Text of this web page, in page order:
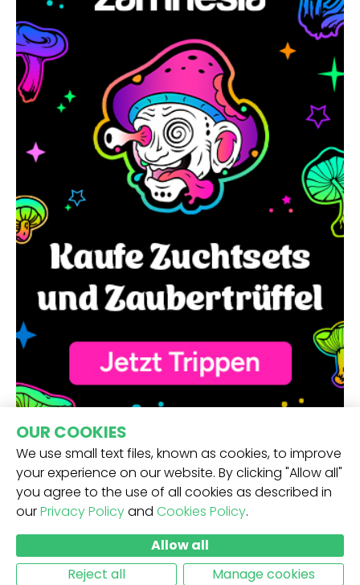
ERHALTE UNSEREN NEWSLETTER -
ABSCHICKEN
OUR COOKIES
We use small text files, known as cookies, to improve
your experience on our website. By clicking "Allow all"
you agree to the use of all cookies as described in
ourPrivacy Policyand Cookies Policy.
Allow all
Reject all
Manage cookies